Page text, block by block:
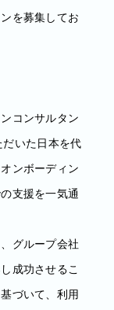
を募集してお
コンサルタン
いた日本を代
ンボーディン
支援を一気通
グループ会社
成功させるこ
づいて、利用